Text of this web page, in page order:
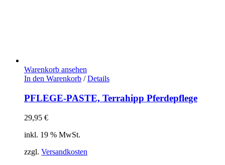
Warenkorb ansehen
In den Warenkorb / Details
PFLEGE-PASTE, Terrahipp Pferdepflege
29,95 €
inkl. 19 % MwSt.
zzgl. Versandkosten